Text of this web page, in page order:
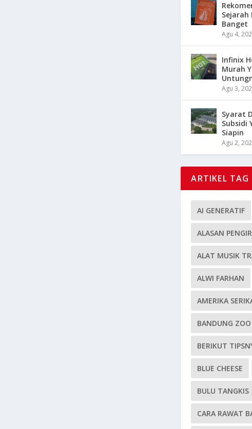
Sejarah
Banget
Agu 4,
Infinix
Murah
Agu 3,
Syarat
Subsidi
Siapin
Agu 2,
ARTIKEL TAG
AI GENERATIF
ALASAN
ALAT MUSIK
ALWI FARHAN
AMERIKA
BANDUNG ZOO
BERIKUT
BLUE CHEESE
BULU TANGKIS
CARA RAWAT